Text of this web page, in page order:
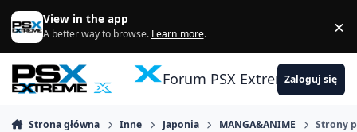
Skocz do zawartości
View in the app
A better way to browse. Learn more. ×
Forum PSX ExtremeZaloguj się
Strona główna Inne Japonia MANGA&ANIME Strony